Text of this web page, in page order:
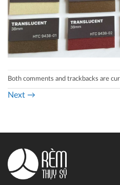
Both comments and trackbacks are
Next →